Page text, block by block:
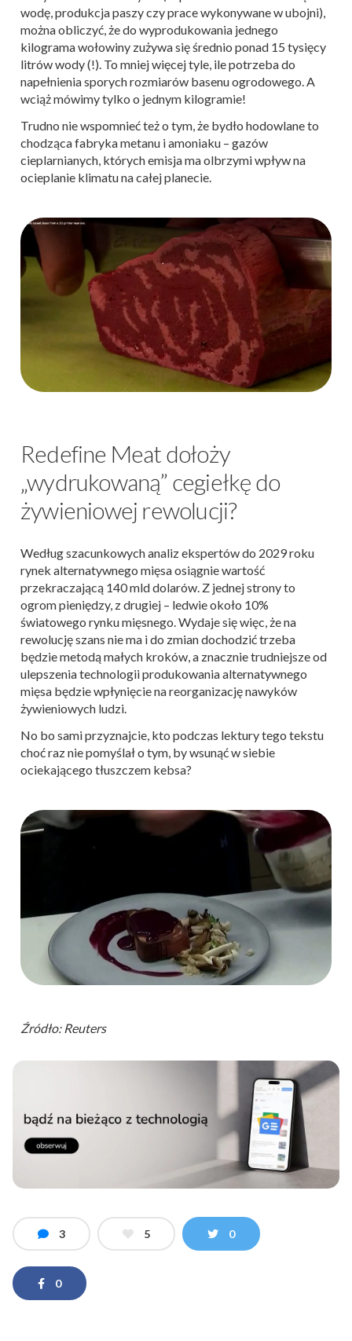
wodę, produkcja paszy czy prace wykonywane w ubojni),
można obliczyć, że do wyprodukowania jednego
kilograma wołowiny zużywa się średnio ponad 15 tysięcy
litrów wody (!). To mniej więcej tyle, ile potrzeba do
napełnienia sporych rozmiarów basenu ogrodowego. A
wciąż mówimy tylko o jednym kilogramie!
Trudno nie wspomnieć też o tym, że bydło hodowlane to
chodząca fabryka metanu i amoniaku – gazów
cieplarnianych, których emisja ma olbrzymi wpływ na
ocieplanie klimatu na całej planecie.
Redefine Meat dołoży
„wydrukowaną” cegiełkę do
żywieniowej rewolucji?
Według szacunkowych analiz ekspertów do 2029 roku
rynek alternatywnego mięsa osiągnie wartość
przekraczającą 140 mld dolarów. Z jednej strony to
ogrom pieniędzy, z drugiej – ledwie około 10%
światowego rynku mięsnego. Wydaje się więc, że na
rewolucję szans nie ma i do zmian dochodzić trzeba
będzie metodą małych kroków, a znacznie trudniejsze od
ulepszenia technologii produkowania alternatywnego
mięsa będzie wpłynięcie na reorganizację nawyków
żywieniowych ludzi.
No bo sami przyznajcie, kto podczas lektury tego tekstu
choć raz nie pomyślał o tym, by wsunąć w siebie
ociekającego tłuszczem kebsa?
Źródło: Reuters
3 5 0
0